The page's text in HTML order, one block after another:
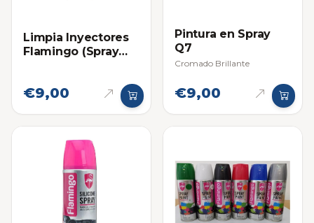
Limpia Inyectores
Flamingo (Spray
€9,00
Pintura en Spray
Q7
Cromado Brillante
€9,00